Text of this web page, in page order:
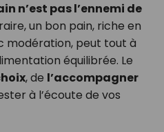
n’est pas l’ennemi de
un bon pain, riche en
modération, peut tout à
équilibrée. Le
, de l’accompagner
à l’écoute de vos